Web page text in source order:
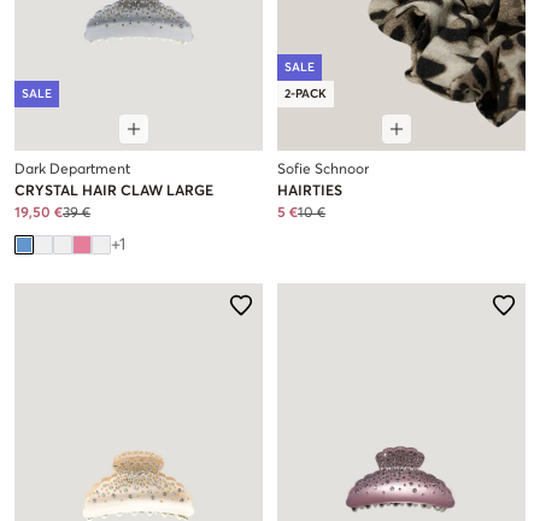
SALE
Dark Department
CRYSTAL HAIR CLAW LARGE
19,50 €39 €
+1
SALE
2-PACK
Sofie Schnoor
HAIRTIES
5 €10 €